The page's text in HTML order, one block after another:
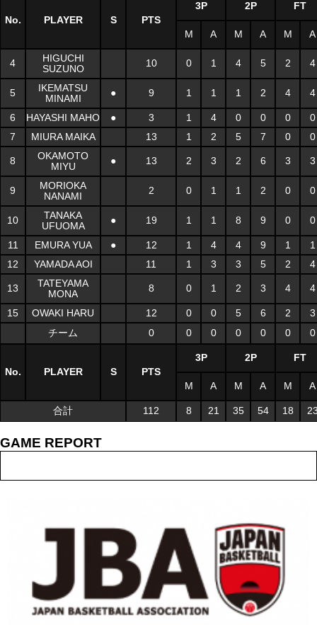
No. PLAYER S PTS
3P 2P FT
M A M A M A
4
HIGUCHI
SUZUNO
10 0 1 4 5 2 4
5
IKEMATSU
MINAMI
● 9 1 1 1 2 4 4
6 HAYASHI MAHO ● 3 1 4 0 0 0
0
7
MIURA MAIKA 13 1 2 5 7 0 0
8
OKAMOTO
MIYU
● 13 2 3 2 6 3 3
9
MORIOKA
NANAMI
2 0 1 1 2 0 0
10
TANAKA
UFUOMA
● 19 1 1 8 9 0 0
11 EMURA YUA ● 12 1 4 4 9 1
1
12
YAMADA AOI 11 1 3 3 5 2 4
13
TATEYAMA
MONA
8 0 1 2 3 4 4
15 OWAKI HARU 12 0 0 5 6 2
3
チーム
0 0 0 0 0 0 0
No. PLAYER S PTS
3P 2P FT
M A M A M A
合計 112 8 21 35 54 18
GAME REPORT